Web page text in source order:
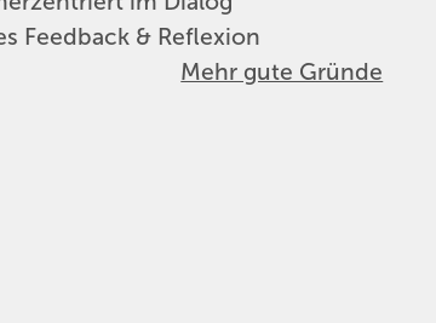
Feedback & Reflexion
Mehr gute Gründe